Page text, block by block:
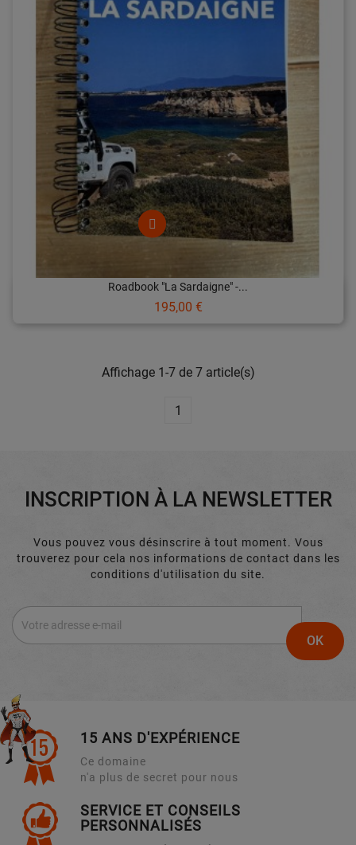
Roadbook "La Sardaigne" -...
Prix
195,00 €
Affichage 1-7 de 7 article(s)
1
INSCRIPTION À LA NEWSLETTER
Vous pouvez vous désinscrire à tout moment. Vous
trouverez pour cela nos informations de contact dans les
conditions d'utilisation du site.
15 ANS D'EXPÉRIENCE
Ce domaine
n'a plus de secret pour nous
SERVICE ET CONSEILS
PERSONNALISÉS